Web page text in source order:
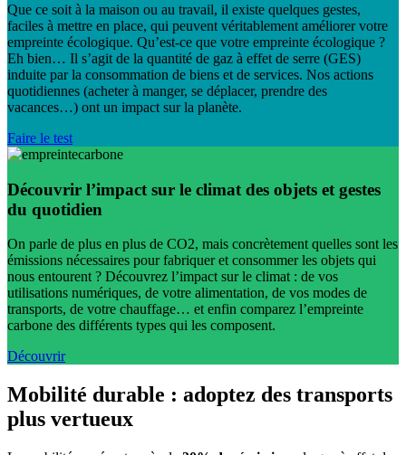
Que ce soit à la maison ou au travail, il existe quelques gestes,
faciles à mettre en place, qui peuvent véritablement améliorer votre
empreinte écologique. Qu’est-ce que votre empreinte écologique ?
Eh bien… Il s’agit de la quantité de gaz à effet de serre (GES)
induite par la consommation de biens et de services. Nos actions
quotidiennes (acheter à manger, se déplacer, prendre des
vacances…) ont un impact sur la planète.
Faire le test
Découvrir l’impact sur le climat des objets et gestes
du quotidien
On parle de plus en plus de CO2, mais concrètement quelles sont les
émissions nécessaires pour fabriquer et consommer les objets qui
nous entourent ? Découvrez l’impact sur le climat : de vos
utilisations numériques, de votre alimentation, de vos modes de
transports, de votre chauffage… et enfin comparez l’empreinte
carbone des différents types qui les composent.
Découvrir
Mobilité durable : adoptez des transports
plus vertueux